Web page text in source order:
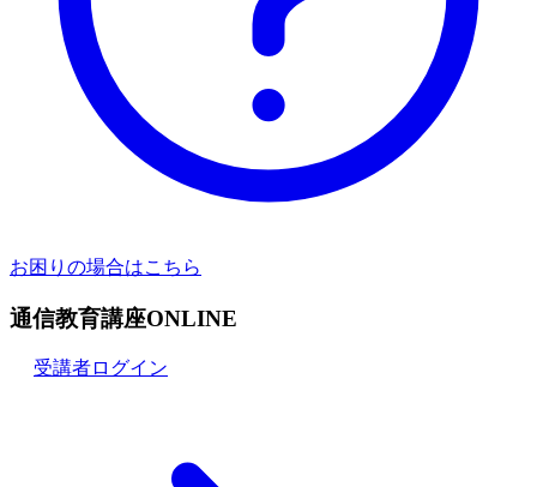
お困りの場合はこちら
通信教育講座ONLINE
受講者ログイン